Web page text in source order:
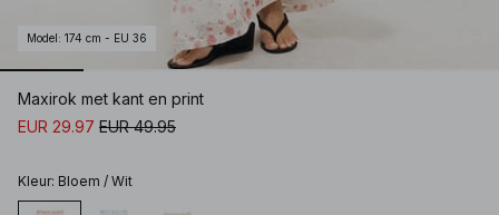
Model : 174 cm - EU 36
Maxirok met kant en print
EUR 29.97 EUR 49.95
Kleur: Bloem / Wit